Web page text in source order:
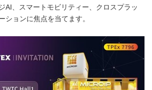
AI、スマートモビリティー、クロスプラッ
ションに焦点を当てます。